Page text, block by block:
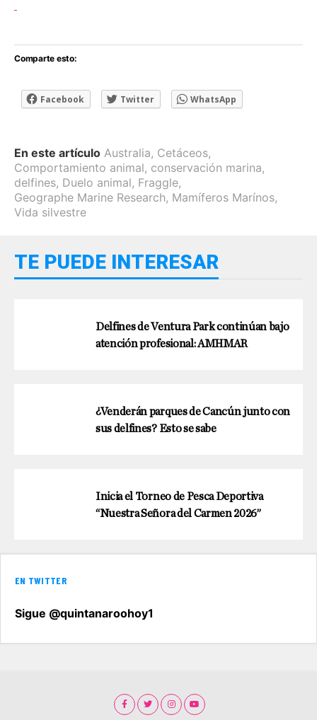
Comparte esto:
Facebook Twitter WhatsApp
En este artículo Australia, Cetáceos,
Comportamiento animal, conservación marina,
delfines, Duelo animal, Fraggle,
Geographe Marine Research, Mamíferos Marínos,
Vida silvestre
TE PUEDE INTERESAR
Delfines de Ventura Park continúan bajo
atención profesional: AMHMAR
¿Venderán parques de Cancún junto con
sus delfines? Esto se sabe
Inicia el Torneo de Pesca Deportiva
“Nuestra Señora del Carmen 2026”
EN TWITTER
Sigue @quintanaroohoy1